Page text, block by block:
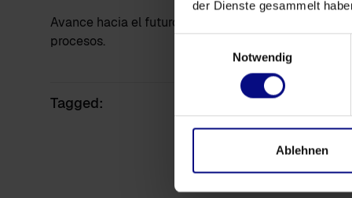
der Dienste gesammelt
Notwendig
Ablehnen
Avance hacia el futuro con process.science, donde
procesos.
Tagged: